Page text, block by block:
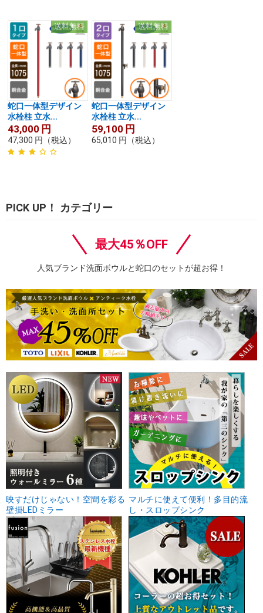
送料無料
蛇口一体型デザイン
水栓柱 立水...
43,000 円
47,300 円 （税込）
送料無料
蛇口一体型デザイン
水栓柱 立水...
59,100 円
65,010 円 （税込）
PICK UP！ カテゴリー
最大45％OFF
人気ブランド洗面ボウルと蛇口のセットが超お得！
映すだけじゃない！空間を彩る
壁掛LEDミラー
マルチに使えて便利！多目的流
し・スロップシンク